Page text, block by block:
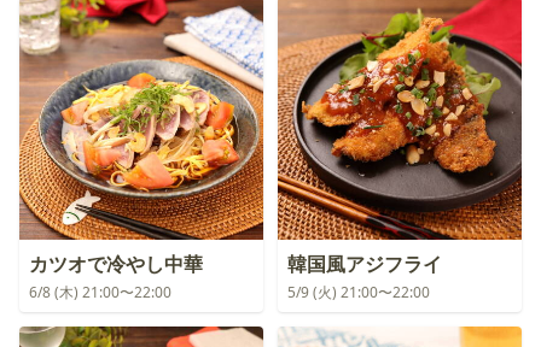
カツオで冷やし中華
6/8 (木) 21:00〜22:00
韓国風アジフライ
5/9 (火) 21:00〜22:00